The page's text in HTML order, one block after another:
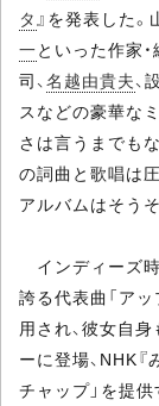
タ 』を発表した。
一といった作家
司、 名越由貴夫、
スなどの豪華な
さは言うまでも
の詞曲と歌唱は
アルバムはそう
インディーズ
誇る代表曲「ア
用され、彼女自
ーに登場、NHK
チャップ」を提